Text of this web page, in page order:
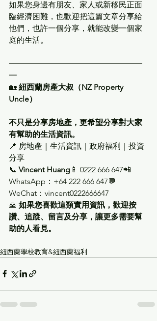
如果您身邊有朋友、家人或新移民正面
臨經濟困難，也歡迎把這篇文章分享給
他們，也許一個分享，就能改變一個家
庭的生活。
━━━━━━━━━━━━━━━━━
━
🏡 紐西蘭房產大叔（NZ Property
Uncle）
不只是分享房地產，更希望分享對大家
有幫助的生活資訊。
📍 房地產｜生活資訊｜政府福利｜投資
分享
📞 Vincent Huang 📱 0222 666 647📲
WhatsApp：+64 222 666 647💬
WeChat：vincent0222666647
🙏 如果您喜歡這類實用資訊，歡迎按
讚、追蹤、留言及分享，讓更多需要幫
助的人看見。
紐西蘭學校教育&紐西蘭福利